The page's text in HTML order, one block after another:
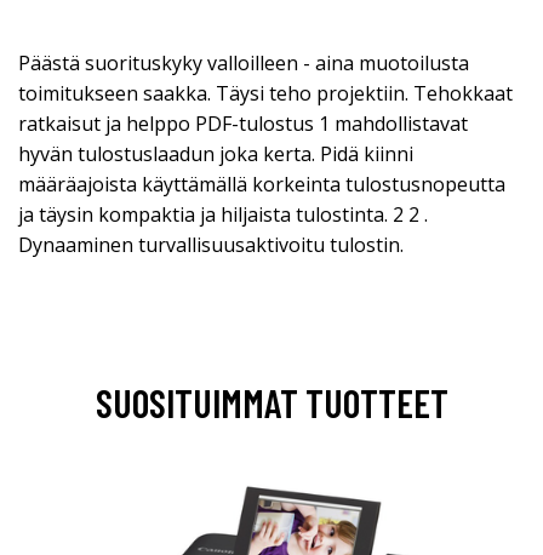
Päästä suorituskyky valloilleen - aina muotoilusta
toimitukseen saakka. Täysi teho projektiin. Tehokkaat
ratkaisut ja helppo PDF-tulostus 1 mahdollistavat
hyvän tulostuslaadun joka kerta. Pidä kiinni
määräajoista käyttämällä korkeinta tulostusnopeutta
ja täysin kompaktia ja hiljaista tulostinta. 2 2 .
Dynaaminen turvallisuusaktivoitu tulostin.
SUOSITUIMMAT TUOTTEET